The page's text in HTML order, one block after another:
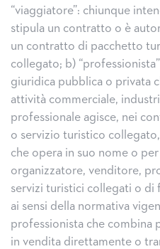
“viaggiatore”: chiunque
stipula un contratto o è
un contratto di pacchetto
collegato; b)
giuridica pubblica o privata
attività commerciale,
professionale agisce, nei
o servizio turistico
che opera in suo nome o
organizzatore, venditore,
servizi turistici collegati o
ai sensi della normativa
professionista che combina
in vendita direttamente o